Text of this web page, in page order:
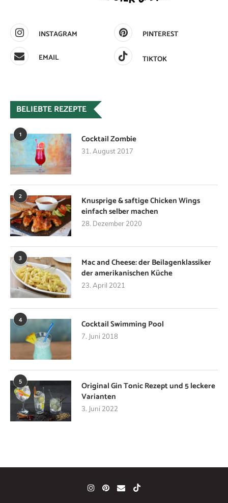
INSTAGRAM
PINTEREST
EMAIL
TIKTOK
BELIEBTE REZEPTE
1 Cocktail Zombie
31. August 2017
2
Knusprige & saftige Chicken Wings
einfach selber machen
28. Dezember 2020
3
Mac and Cheese: der Beilagenklassiker
der amerikanischen Küche
23. April 2021
4 Cocktail Swimming Pool
7. Juni 2018
5
Original Gin Tonic Rezept und 5 leckere
Varianten
3. Juni 2022